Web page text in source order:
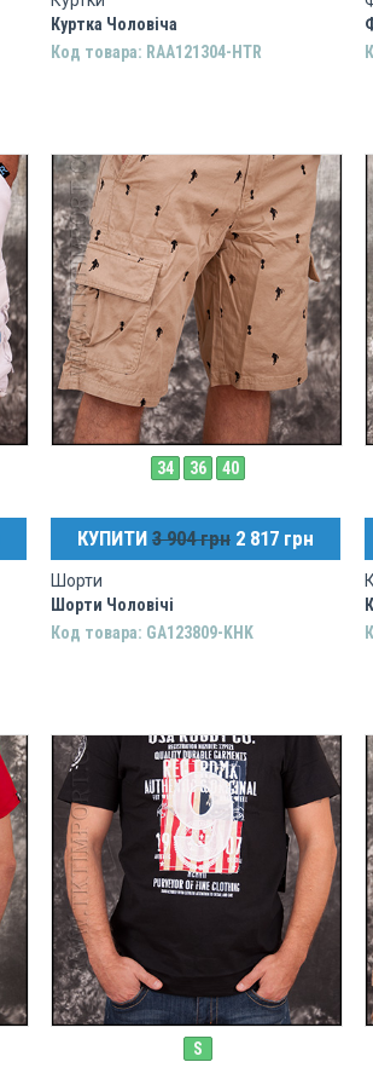
Куртка Чоловіча
Код товара: RAA121304-HTR
34 36 40
КУПИТИ 3 904 грн 2 817 грн
Шорти
Шорти Чоловічі
Код товара: GA123809-KHK
S